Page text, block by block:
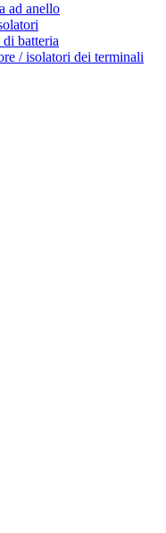
ad anello
batteria
/ isolatori dei terminali